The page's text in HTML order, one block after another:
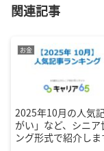
関連記事
お金
2025年10月の人気
がい」など、シニ
ング形式で紹介しま